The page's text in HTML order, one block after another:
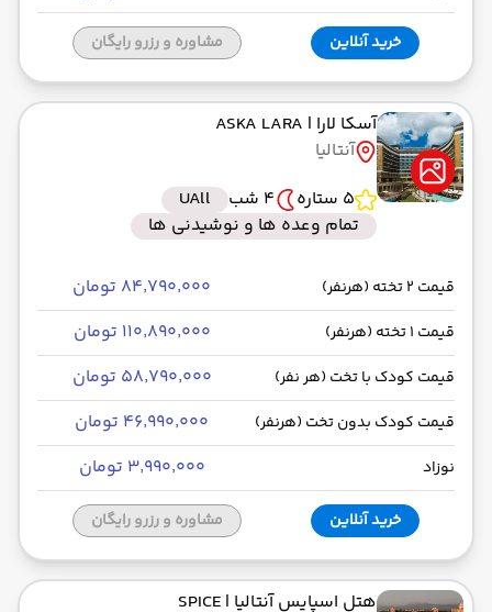
خرید آنلاین مشاوره و رزرو رایگان
آسکا لارا | ASKA LARA
آنتالیا
5 ستاره
4 شب
UAll
تمام وعده ها و نوشیدنی ها
قیمت 2 تخته (هرنفر) ۸۴٬۷۹۰٬۰۰۰ تومان
قیمت 1 تخته (هرنفر) ۱۱۰٬۸۹۰٬۰۰۰ تومان
قیمت کودک با تخت (هر نفر) ۵۸٬۷۹۰٬۰۰۰ تومان
قیمت کودک بدون تخت (هرنفر) ۴۶٬۹۹۰٬۰۰۰ تومان
نوزاد ۳٬۹۹۰٬۰۰۰ تومان
خرید آنلاین مشاوره و رزرو رایگان
هتل اسپایس آنتالیا | SPICE